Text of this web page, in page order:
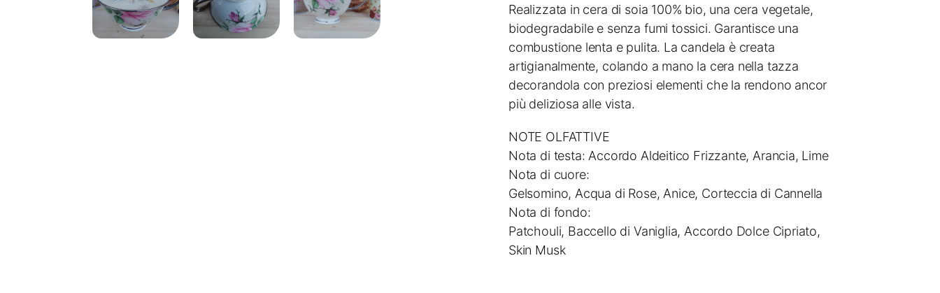
Realizzata in cera di soia 100% bio, una cera vegetale,
biodegradabile e senza fumi tossici. Garantisce una
combustione lenta e pulita. La candela è creata
artigianalmente, colando a mano la cera nella tazza
decorandola con preziosi elementi che la rendono ancor
più deliziosa alle vista.
NOTE OLFATTIVE
Nota di testa: Accordo Aldeitico Frizzante, Arancia, Lime
Nota di cuore:
Gelsomino, Acqua di Rose, Anice, Corteccia di Cannella
Nota di fondo:
Patchouli, Baccello di Vaniglia, Accordo Dolce Cipriato,
Skin Musk